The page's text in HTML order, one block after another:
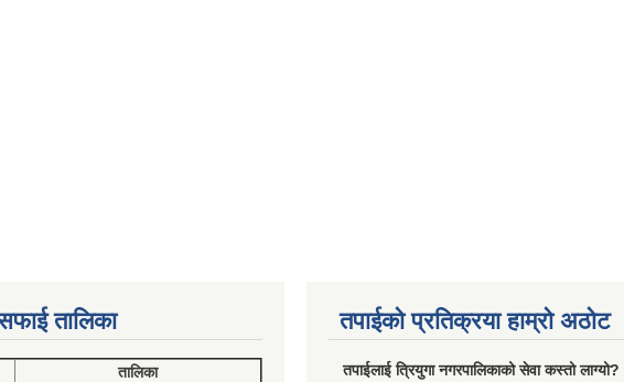
तालिका
तालिका
तपाईको प्रतिक्रया हाम्रो अठोट
तपाईलाई त्रियुगा नगरपालिकाको सेवा कस्तो लाग्यो?